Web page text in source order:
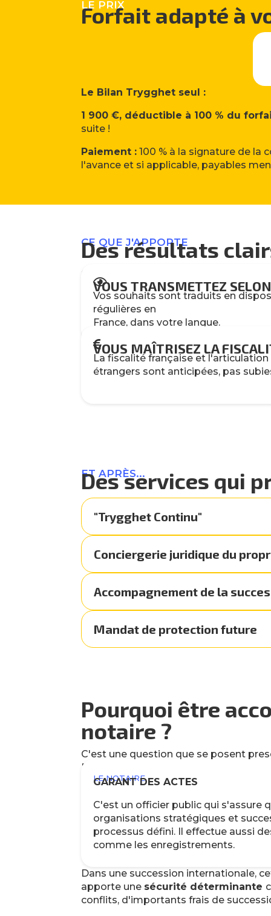
LE PRIX
Forfait adapté à
Le Bilan Trygghet seul :
1 900 €, déductible à 100 % du
suite !
Paiement : 100 % à la signature de la
l'avance et si applicable, payables
CE QUE J'APPORTE
Des résultats
ensemble.

VOUS TRANSMETTEZ
Vos souhaits sont traduits en
régulières en
France, dans votre langue.

VOUS MAÎTRISEZ LA
La fiscalité française et l'articulation
étrangers sont anticipées, pas
ET APRÈS...
Des services qui
"Trygghet Continu"
Conciergerie juridique du
Accompagnement de la
Mandat de protection future
Pourquoi être
notaire ?
C'est une question que se posent
En réalité, les deux ne font pas la
LE NOTAIRE
GARANT DES ACTES
C'est un officier public qui s'assure
organisations stratégiques et
processus défini. Il effectue aussi
comme les enregistrements.
Dans une succession internationale,
apporte une sécurité déterminante
conflits, d'importants frais de